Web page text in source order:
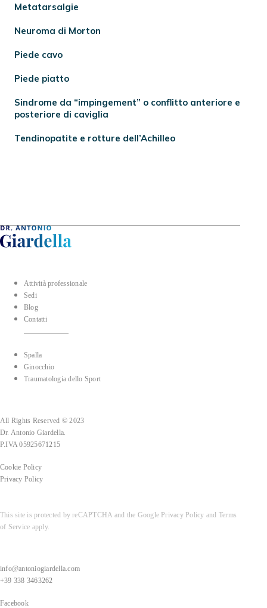
Metatarsalgie
Neuroma di Morton
Piede cavo
Piede piatto
Sindrome da “impingement” o conflitto anteriore e
posteriore di caviglia
Tendinopatite e rotture dell’Achilleo
Attività professionale
Sedi
Blog
Contatti
Spalla
Ginocchio
Traumatologia dello Sport
All Rights Reserved © 2023
Dr. Antonio Giardella.
P.IVA 05925671215
Cookie Policy
Privacy Policy
This site is protected by reCAPTCHA and the Google Privacy Policy and Terms
of Service apply.
info@antoniogiardella.com
+39 338 3463262
Facebook